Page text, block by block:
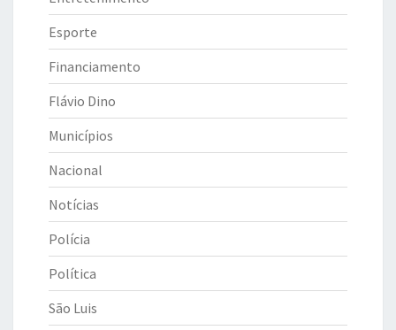
Esporte
Financiamento
Flávio Dino
Municípios
Nacional
Notícias
Polícia
Política
São Luis